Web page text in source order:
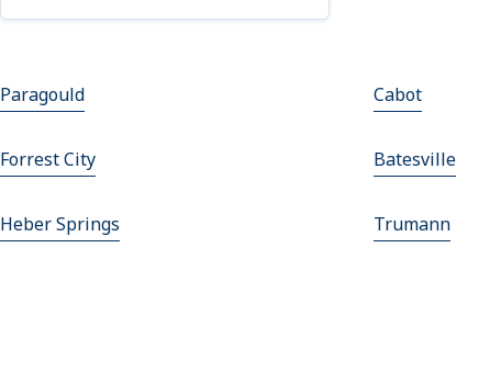
Paragould Cabot
Forrest City Batesville
Heber Springs Trumann